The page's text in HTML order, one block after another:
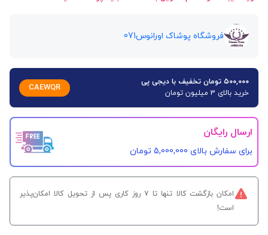
فروشگاه پوشاک اورانوس071
۵۰۰,۰۰۰ تومان تخفیف با دیجی پی
خرید بالای 3 میلیون تومان
CAEWQR
ارسال رایگان
برای سفارش‌ بالای 5,000,000 تومان
امکان بازگشت کالا تنها تا ۷ روز کاری پس از تحویل کالا امکان‌پذیر
است!